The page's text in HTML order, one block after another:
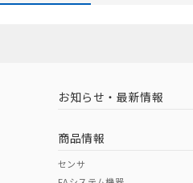
お知らせ・最新情報
商品情報
センサ